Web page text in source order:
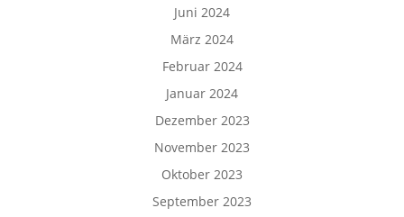
Juni 2024
März 2024
Februar 2024
Januar 2024
Dezember 2023
November 2023
Oktober 2023
September 2023